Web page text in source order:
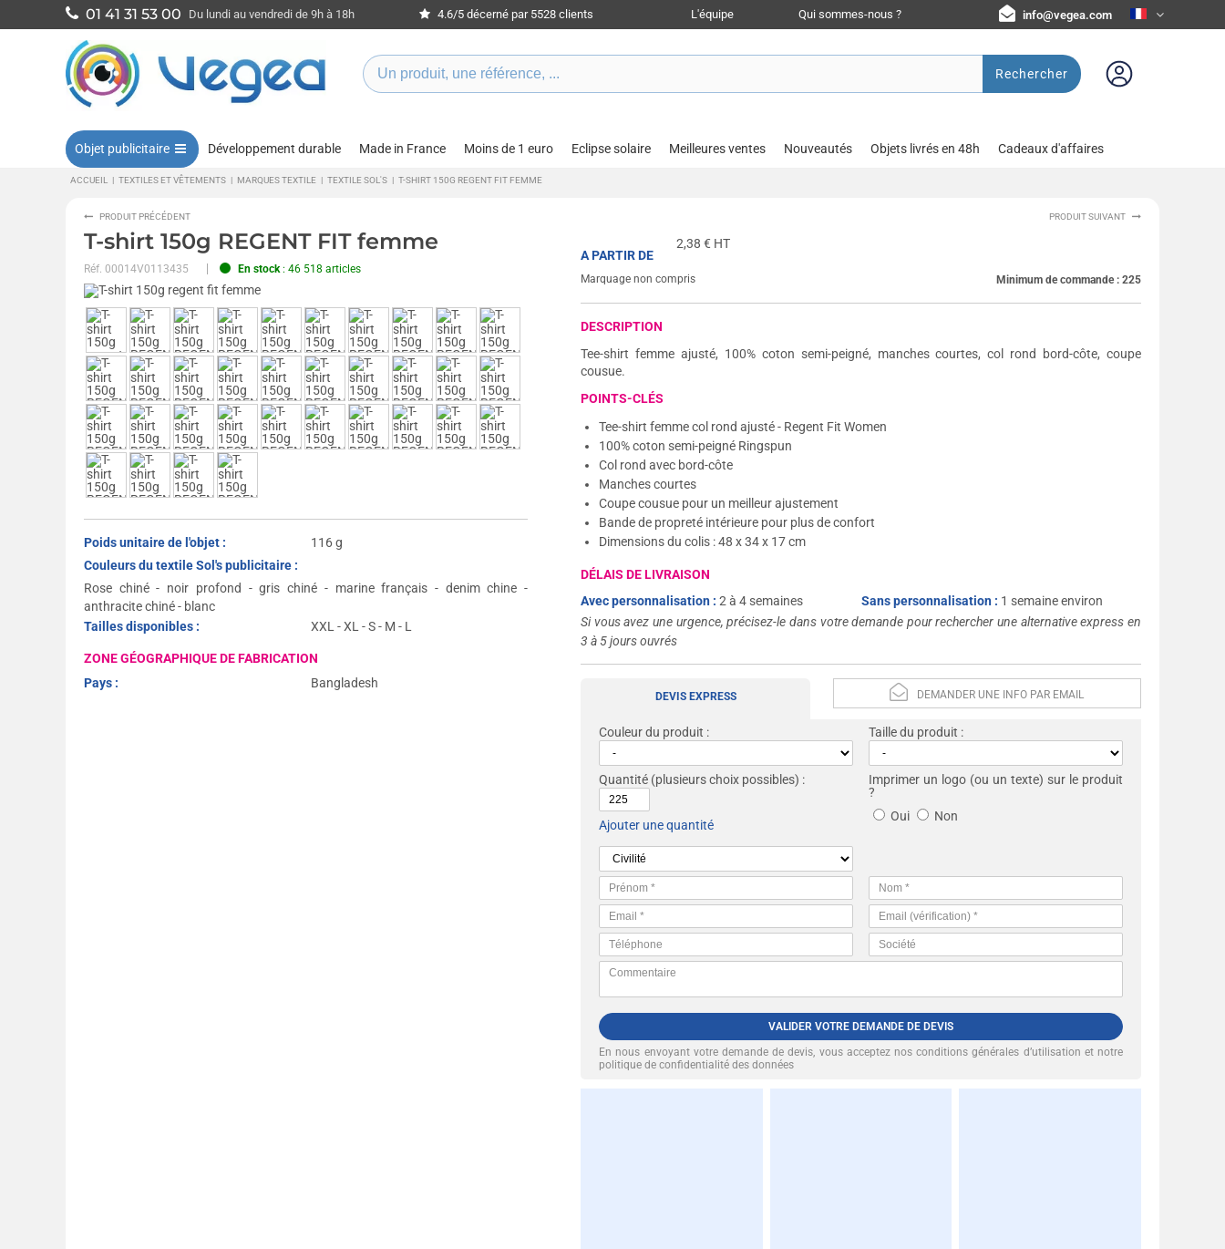
01 41 31 53 00 Du lundi au vendredi de 9h à 18h 4.6/5 décerné par 5528 clients L'équipe Qui sommes-nous ? info@vegea.com
Rechercher
Objet publicitaire Développement durable Made in France Moins de 1 euro Eclipse solaire Meilleures ventes Nouveautés Objets livrés en 48h Cadeaux d'affaires
ACCUEIL | TEXTILES ET VÊTEMENTS | MARQUES TEXTILE | TEXTILE SOL'S | T-SHIRT 150G REGENT FIT FEMME
PRODUIT PRÉCÉDENT PRODUIT SUIVANT
T-shirt 150g REGENT FIT femme
Réf. 00014V0113435 En stock: 46 518 articles
Poids unitaire de l'objet :
116 g
Couleurs du textile Sol's publicitaire :
Rose chiné - noir profond - gris chiné - marine français - denim chine -
anthracite chiné - blanc
Tailles disponibles :
XXL - XL - S - M - L
ZONE GÉOGRAPHIQUE DE FABRICATION
Pays :
Bangladesh
2,38€ HT
A PARTIR DE
Marquage non compris Minimum de commande : 225
DESCRIPTION
Tee-shirt femme ajusté, 100% coton semi-peigné, manches courtes, col rond bord-côte, coupe
cousue.
POINTS-CLÉS
Tee-shirt femme col rond ajusté - Regent Fit Women
100% coton semi-peigné Ringspun
Col rond avec bord-côte
Manches courtes
Coupe cousue pour un meilleur ajustement
Bande de propreté intérieure pour plus de confort
Dimensions du colis : 48 x 34 x 17 cm
DÉLAIS DE LIVRAISON
Avec personnalisation :2 à 4 semaines Sans personnalisation : 1 semaine environ
Si vous avez une urgence, précisez-le dans votre demande pour rechercher une alternative express en
3 à 5 jours ouvrés
DEMANDER UNE INFO PAR EMAIL
DEVIS EXPRESS
Couleur du produit : Taille du produit :
Quantité (plusieurs choix possibles) :
Ajouter une quantité
Imprimer un logo (ou un texte) sur le produit
?
Oui
Non
VALIDER VOTRE DEMANDE DE DEVIS
En nous envoyant votre demande de devis, vous acceptez nosconditions générales d’utilisation et notre
politique de confidentialité des données